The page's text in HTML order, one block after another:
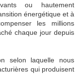
ou hautement
énergétique et à
les millions
chaque jour depuis
selon laquelle nous
qui produisent